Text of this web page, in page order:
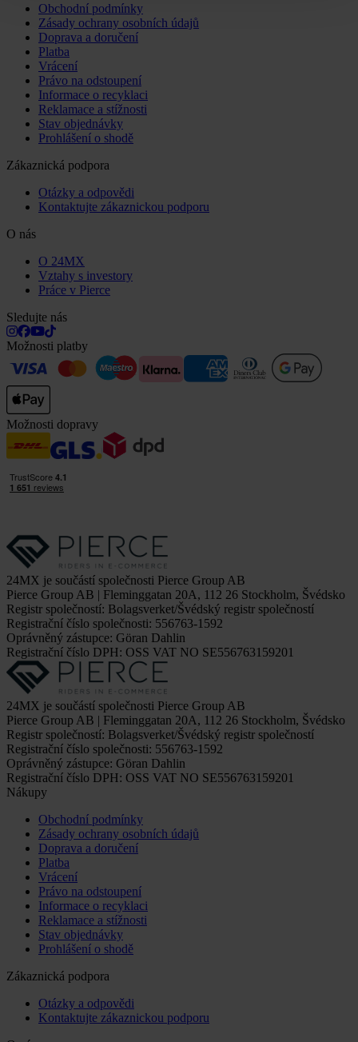
Obchodní podmínky
Zásady ochrany osobních údajů
Doprava a doručení
Platba
Vrácení
Právo na odstoupení
Informace o recyklaci
Reklamace a stížnosti
Stav objednávky
Prohlášení o shodě
Zákaznická podpora
Otázky a odpovědi
Kontaktujte zákaznickou podporu
O nás
O 24MX
Vztahy s investory
Práce v Pierce
Sledujte nás
Možnosti platby
Možnosti dopravy
24MX je součástí společnosti Pierce Group AB
Pierce Group AB | Fleminggatan 20A, 112 26 Stockholm, Švédsko
Registr společností: Bolagsverket/Švédský registr společností
Registrační číslo společnosti: 556763-1592
Oprávněný zástupce: Göran Dahlin
Registrační číslo DPH: OSS VAT NO SE556763159201
24MX je součástí společnosti Pierce Group AB
Pierce Group AB | Fleminggatan 20A, 112 26 Stockholm, Švédsko
Registr společností: Bolagsverket/Švédský registr společností
Registrační číslo společnosti: 556763-1592
Oprávněný zástupce: Göran Dahlin
Registrační číslo DPH: OSS VAT NO SE556763159201
Nákupy
Obchodní podmínky
Zásady ochrany osobních údajů
Doprava a doručení
Platba
Vrácení
Právo na odstoupení
Informace o recyklaci
Reklamace a stížnosti
Stav objednávky
Prohlášení o shodě
Zákaznická podpora
Otázky a odpovědi
Kontaktujte zákaznickou podporu